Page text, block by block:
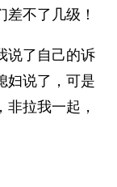
不了几级！
说了自己的诉
妇说了，可是
拉我一起，